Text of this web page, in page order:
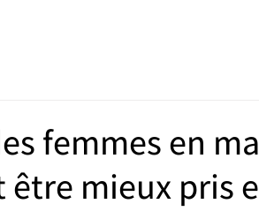
femmes en
mieux pris